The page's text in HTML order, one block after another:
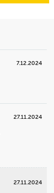
7.12.2024
27.11.2024
27.11.2024